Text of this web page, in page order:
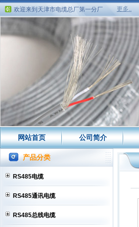
欢迎来到天津市电缆总厂第一分厂
欢迎来到天津市电缆总厂第一分厂
更多..
网站首页 公司简介
产品分类
RS485电缆
RS485通讯电缆
RS485总线电缆